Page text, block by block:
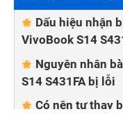
Dấu hiệu nhận
VivoBook S14
Nguyên nhân
S14 S431FA bị lỗi
Có nên tự thay